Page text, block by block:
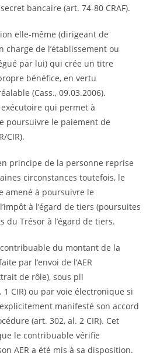
bancaire (art. 74-80 CRAF).
elle-même (dirigeant de
charge de l’établissement ou
par lui) qui crée un titre
bénéfice, en vertu
(Cass., 09.03.2006).
qui permet à
poursuivre le paiement de
CIR).
principe de la personne reprise
circon­stances toutefois, le
amené à poursuivre le
à l’égard de tiers (poursuites
du Trésor à l’égard de tiers.
du montant de la
par l’envoi de l’AER
de rôle), sous pli
1 CIR) ou par voie électronique si
manifesté son accord
(art. 302, al. 2 CIR). Cet
le contribuable vérifie
AER a été mis à sa disposition.